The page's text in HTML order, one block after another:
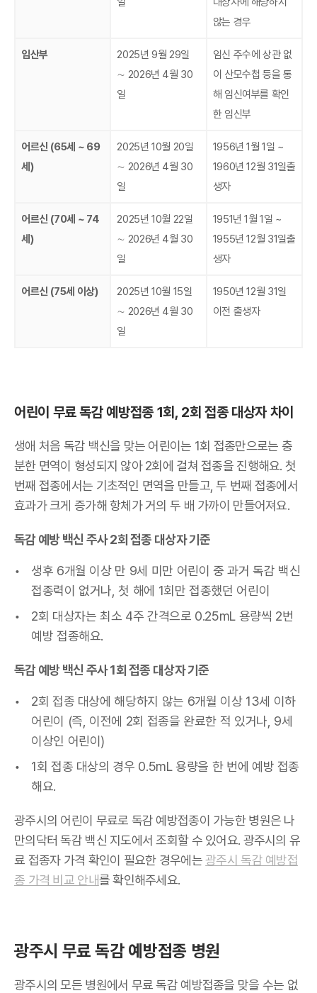
않는 경우
임산부
2025년 9월 29일
∼ 2026년 4월 30
일
임신 주수에 상관 없
이 산모수첩 등을 통
해 임신여부를 확인
한 임신부
어르신 (65세 ~ 69
세)
2025년 10월 20일
∼ 2026년 4월 30
일
1956년 1월 1일 ~
1960년 12월 31일출
생자
어르신 (70세 ~ 74
세)
2025년 10월 22일
∼ 2026년 4월 30
일
1951년 1월 1일 ~
1955년 12월 31일출
생자
어르신 (75세 이상)
2025년 10월 15일
∼ 2026년 4월 30
일
1950년 12월 31일
이전 출생자
어린이 무료 독감 예방접종 1회, 2회 접종 대상자 차이
생애 처음 독감 백신을 맞는 어린이는 1회 접종만으로는 충
분한 면역이 형성되지 않아 2회에 걸쳐 접종을 진행해요. 첫
번째 접종에서는 기초적인 면역을 만들고, 두 번째 접종에서
효과가 크게 증가해 항체가 거의 두 배 가까이 만들어져요.
독감 예방 백신 주사 2회 접종 대상자 기준
생후 6개월 이상 만 9세 미만 어린이 중 과거 독감 백신
접종력이 없거나, 첫 해에 1회만 접종했던 어린이
2회 대상자는 최소 4주 간격으로 0.25mL 용량씩 2번
예방 접종해요.
독감 예방 백신 주사 1회 접종 대상자 기준
2회 접종 대상에 해당하지 않는 6개월 이상 13세 이하
어린이 (즉, 이전에 2회 접종을 완료한 적 있거나, 9세
이상인 어린이)
1회 접종 대상의 경우 0.5mL 용량을 한 번에 예방 접종
해요.
광주시의 어린이 무료로 독감 예방접종이 가능한 병원은 나
만의닥터 독감 백신 지도에서 조회할 수 있어요. 광주시의 유
료 접종자 가격 확인이 필요한 경우에는광주시 독감 예방접
종 가격 비교 안내를 확인해주세요.
광주시 무료 독감 예방접종 병원
광주시의 모든 병원에서 무료 독감 예방접종을 맞을 수는 없